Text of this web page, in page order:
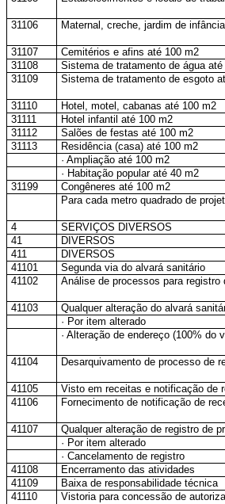
31106 Maternal, creche, jardim de
31107
Cemitérios e afins até 100 m2
31108
Sistema de tratamento de água até
31109
Sistema de tratamento de esgoto
31110
Hotel, motel, cabanas até 100 m2
31111
Hotel infantil até 100 m2
31112
Salões de festas até 100 m2
31113
Residência (casa) até 100 m2
· Ampliação até 100 m2
· Habitação popular até 40 m2
31199
Congêneres até 100 m2
Para cada metro quadrado de
4
SERVIÇOS DIVERSOS
41
DIVERSOS
411
DIVERSOS
41101
Segunda via do alvará sanitário
41102
Análise de processos para registro
41103
Qualquer alteração do alvará
· Por item alterado
· Alteração de endereço (100% do
41104 Desarquivamento de processo de
41105
Visto em receitas e notificação de
41106
Fornecimento de notificação de
41107
Qualquer alteração de registro de
· Por item alterado
· Cancelamento de registro
41108
Encerramento das atividades
41109
Baixa de responsabilidade técnica
41110
Vistoria para concessão de